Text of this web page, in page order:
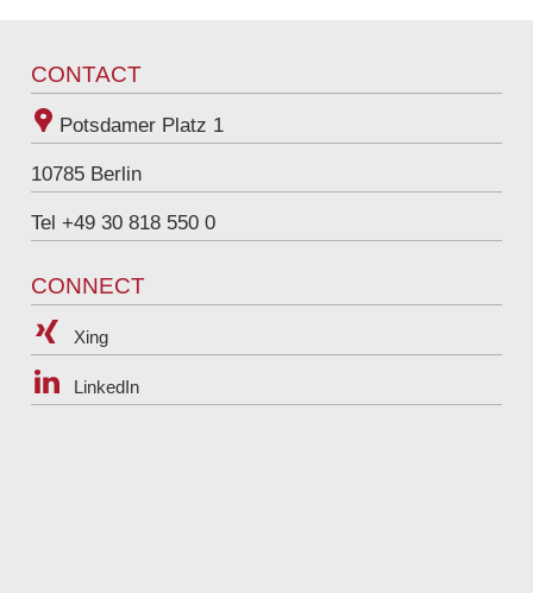
Tel +49 30 818 550 336
CONTACT
Potsdamer Platz 1
10785 Berlin
Tel +49 30 818 550 0
CONNECT
Xing
LinkedIn